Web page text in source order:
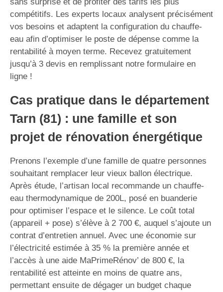
compétitifs. Les experts locaux analysent précisément
vos besoins et adaptent la configuration du chauffe-
eau afin d’optimiser le poste de dépense comme la
rentabilité à moyen terme. Recevez gratuitement
jusqu’à 3 devis en remplissant notre formulaire en
ligne !
Cas pratique dans le département
Tarn (81) : une famille et son
projet de rénovation énergétique
Prenons l’exemple d’une famille de quatre personnes
souhaitant remplacer leur vieux ballon électrique.
Après étude, l’artisan local recommande un chauffe-
eau thermodynamique de 200L, posé en buanderie
pour optimiser l’espace et le silence. Le coût total
(appareil + pose) s’élève à 2 700 €, auquel s’ajoute un
contrat d’entretien annuel. Avec une économie sur
l’électricité estimée à 35 % la première année et
l’accès à une aide MaPrimeRénov’ de 800 €, la
rentabilité est atteinte en moins de quatre ans,
permettant ensuite de dégager un budget chaque